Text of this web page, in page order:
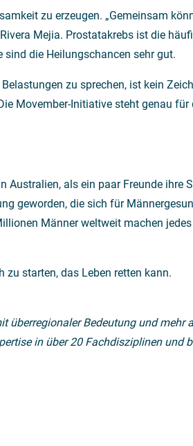
zu erzeugen. „Gemeinsam
Mejia. Prostatakrebs ist die
die Heilungschancen sehr gut.
zu sprechen, ist kein
Movember-Initiative steht genau
als ein paar Freunde ihre
geworden, die sich für
Männer weltweit machen
zu starten, das Leben retten kann.
Bedeutung und mehr
in über 20 Fachdisziplinen und